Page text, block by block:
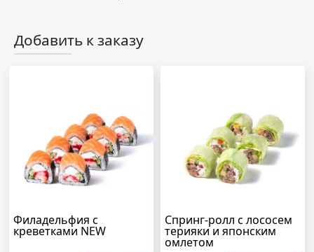
Добавить к заказу
Филадельфия с
креветками NEW
Спринг-ролл с лососем
терияки и японским
омлетом